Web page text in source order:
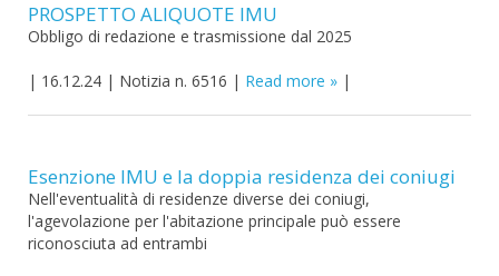
PROSPETTO ALIQUOTE IMU
Obbligo di redazione e trasmissione dal 2025
| 16.12.24 | Notizia n. 6516 | Read more |
Esenzione IMU e la doppia residenza dei coniugi
Nell'eventualità di residenze diverse dei coniugi,
l'agevolazione per l'abitazione principale può essere
riconosciuta ad entrambi